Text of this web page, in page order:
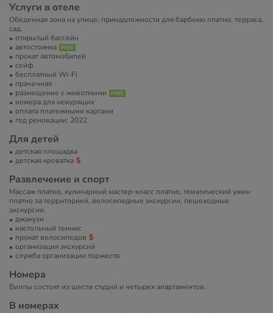
Услуги в отеле
Обеденная зона на улице, принадлежности для барбекю платно, терраса,
сад.
открытый бассейн
автостоянка
прокат автомобилей
сейф
бесплатный Wi-Fi
прачечная
размещение с животными
номера для некурящих
оплата платежными картами
год реновации: 2022
Для детей
детская площадка
детская кроватка
Развлечение и спорт
Массаж платно, кулинарный мастер-класс платно, тематический ужин
платно за территорией, велосипедные экскурсии, пешеходные
экскурсии.
джакузи
настольный теннис
прокат велосипедов
организация экскурсий
служба организации торжеств
Номера
Виллы состоят из шести студий и четырех апартаментов.
В номерах